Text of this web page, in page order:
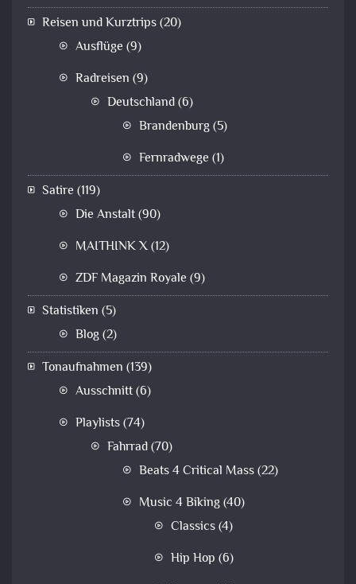
Reisen und Kurztrips(20)
Ausflüge (9)
Radreisen (9)
Deutschland(6)
Brandenburg(5)
Fernradwege (1)
Satire (119)
Die Anstalt(90)
MAITHINK X(12)
ZDF Magazin Royale (9)
Statistiken (5)
Blog(2)
Tonaufnahmen (139)
Ausschnitt(6)
Playlists(74)
Fahrrad(70)
Beats 4 Critical Mass(22)
Music 4 Biking(40)
Classics(4)
Hip Hop (6)